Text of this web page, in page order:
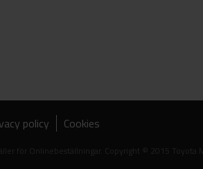
policy Cookies
för Onlinebeställningar. Copyright © 2015